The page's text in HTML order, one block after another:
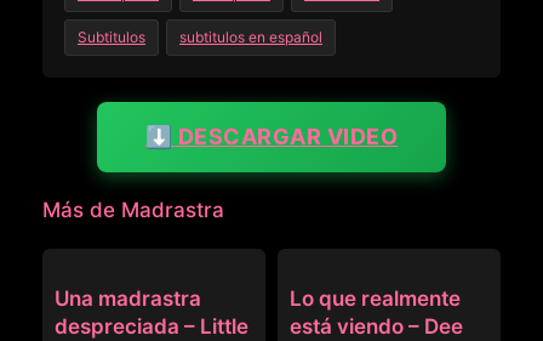
Subtitulos subtitulos en español
⬇️ DESCARGAR VIDEO
Más de Madrastra
Una madrastra
despreciada – Little
Lo que realmente
está viendo – Dee